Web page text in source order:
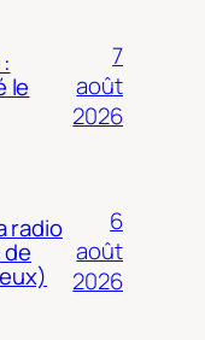
le
7
août
2026
radio
6
août
2026